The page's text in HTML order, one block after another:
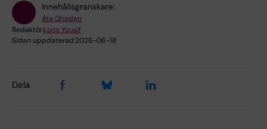
Innehållsgranskare:
Ata Ghaderi
Redaktör:Lorin Yousif
Sidan uppdaterad:2026-06-18
Dela